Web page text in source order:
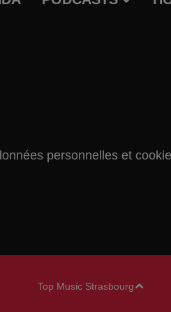
Top Music Strasbourg
personnelles et